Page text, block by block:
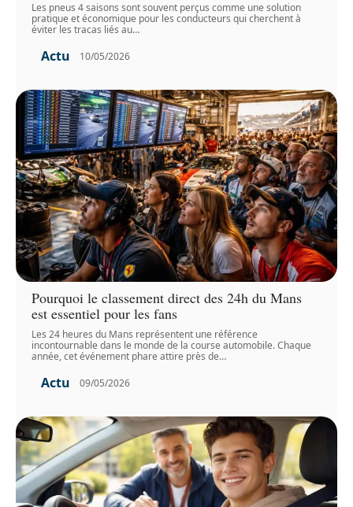
Les pneus 4 saisons sont souvent perçus comme une solution
pratique et économique pour les conducteurs qui cherchent à
éviter les tracas liés au…
Actu 10/05/2026
Pourquoi le classement direct des 24h du Mans
est essentiel pour les fans
Les 24 heures du Mans représentent une référence
incontournable dans le monde de la course automobile. Chaque
année, cet événement phare attire près de…
Actu 09/05/2026